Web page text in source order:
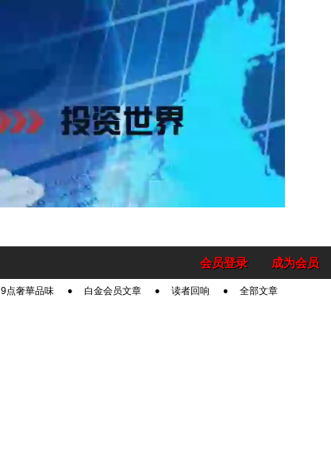
成为会员
会员登录
9点奢華品味 白金会员文章 读者回响 全部文章